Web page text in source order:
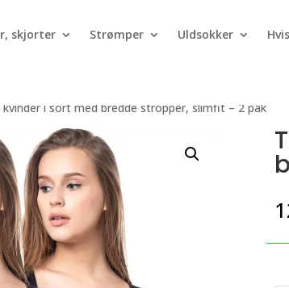
skjorter Strømper Uldsokker
i sort med bredde stropper, slimfit – 2 pak